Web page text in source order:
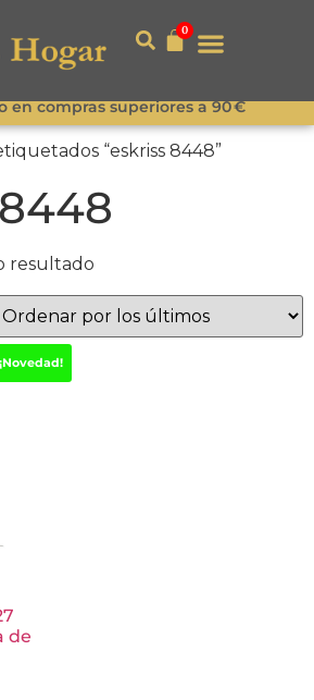
0
en compras superiores a 90 €
“eskriss 8448”
resultado
¡Novedad!
de